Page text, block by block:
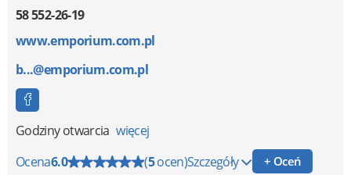
58 552-26-19
www.emporium.com.pl
b...@emporium.com.pl
Godziny otwarcia więcej
Ocena6.0 (5ocen)Szczegóły + Oceń